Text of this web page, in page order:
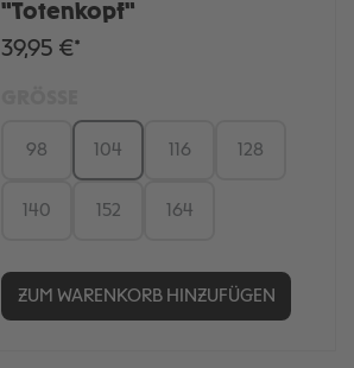
"Totenkopf"
39,95 €*
98 104 116 128
140 152 164
ZUM WARENKORB HINZUFÜGEN